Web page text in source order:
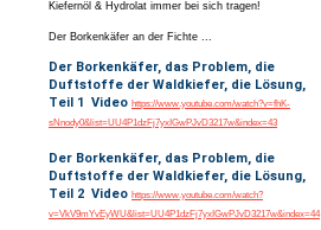
Kiefernöl & Hydrolat immer bei sich tragen!
Der Borkenkäfer an der Fichte ...
Der Borkenkäfer, das Problem, die
Duftstoffe der Waldkiefer, die Lösung,
Teil 1 Video https://www.youtube.com/watch?v=fhK-
sNnody0&list=UU4P1dzFj7yxIGwPJvD3217w&index=43
Der Borkenkäfer, das Problem, die
Duftstoffe der Waldkiefer, die Lösung,
Teil 2 Video https://www.youtube.com/watch?
v=VkV9mYvEyWU&list=UU4P1dzFj7yxIGwPJvD3217w&index=44